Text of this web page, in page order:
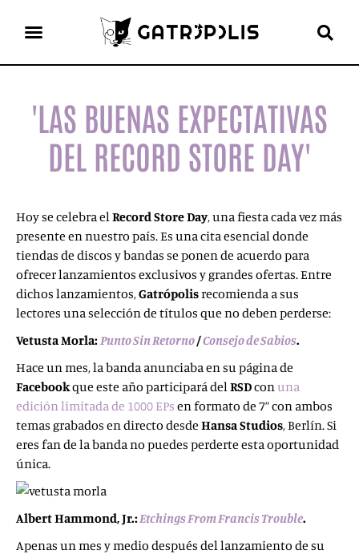
'LAS BUENAS EXPECTATIVAS
DEL RECORD STORE DAY'
Hoy se celebra elRecord Store Day, una fiesta cada vez más
presente en nuestro país. Es una cita esencial donde
tiendas de discos y bandas se ponen de acuerdo para
ofrecer lanzamientos exclusivos y grandes ofertas. Entre
dichos lanzamientos,Gatrópolisrecomienda a sus
lectores una selección de títulos que no deben perderse:
Vetusta Morla:Punto Sin Retorno/Consejo de Sabios.
Hace un mes, la banda anunciaba en su página de
Facebookque este año participará delRSDconuna
edición limitada de 1000 EPs en formato de 7” con ambos
temas grabados en directo desde Hansa Studios, Berlín. Si
eres fan de la banda no puedes perderte esta oportunidad
única.
Albert Hammond, Jr.:Etchings From Francis Trouble.
Apenas un mes y medio después del lanzamiento de su